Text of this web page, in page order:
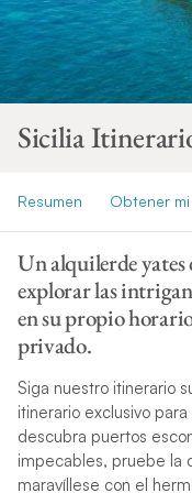
Sicilia
Resumen Obtener
Un alquilerde yates
explorar las
en su propio
privado.
Siga nuestro itinerario
itinerario exclusivo
descubra puertos
impecables, pruebe la
maravíllese con el